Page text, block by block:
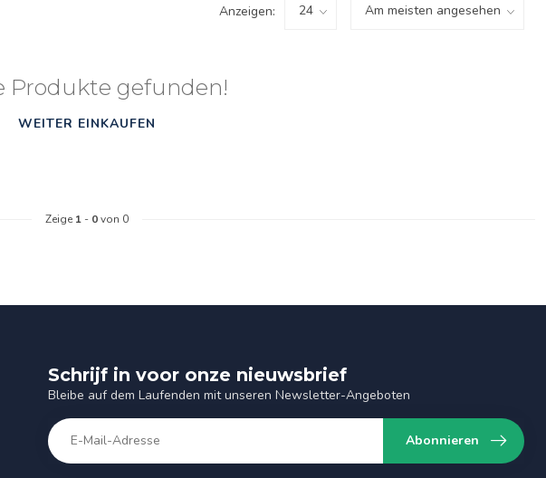
Anzeigen:
Produkte gefunden!
WEITER EINKAUFEN
Zeige 1 - 0von 0
Schrijf in voor onze nieuwsbrief
Bleibe auf dem Laufenden mit unseren Newsletter-Angeboten
Abonnieren